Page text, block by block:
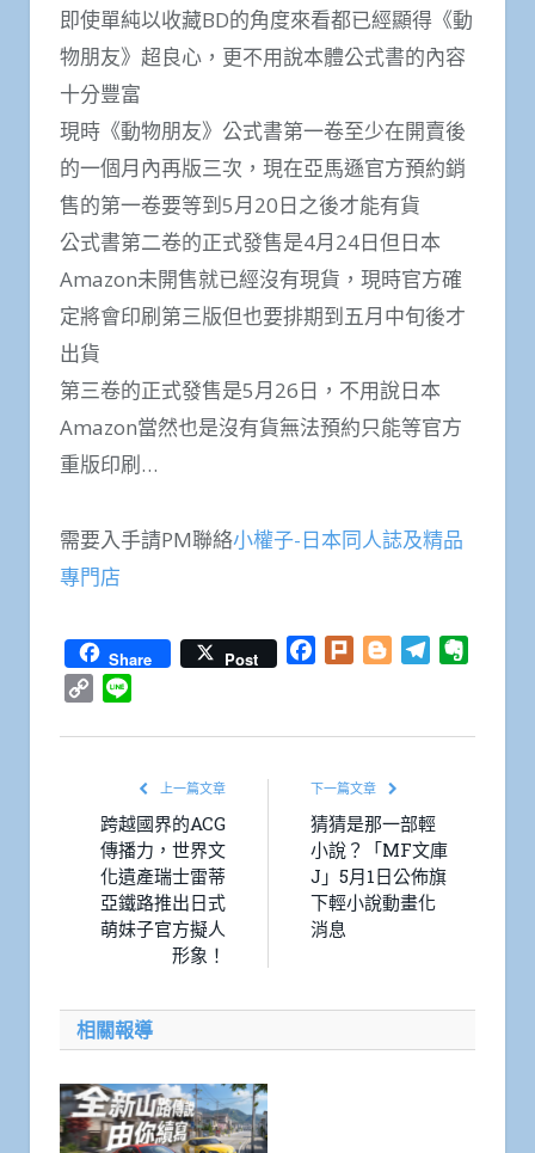
即使單純以收藏BD的角度來看都已經顯得《動
物朋友》超良心，更不用說本體公式書的內容
十分豐富
現時《動物朋友》公式書第一卷至少在開賣後
的一個月內再版三次，現在亞馬遜官方預約銷
售的第一卷要等到5月20日之後才能有貨
公式書第二卷的正式發售是4月24日但日本
Amazon未開售就已經沒有現貨，現時官方確
定將會印刷第三版但也要排期到五月中旬後才
出貨
第三卷的正式發售是5月26日，不用說日本
Amazon當然也是沒有貨無法預約只能等官方
重版印刷…
需要入手請PM聯絡小權子-日本同人誌及精品
專門店
Share Post Facebook
Plurk BloggerTelegram
Copy
上一篇文章
跨越國界的ACG
傳播力，世界文
化遺產瑞士雷蒂
亞鐵路推出日式
萌妹子官方擬人
形象！
下一篇文章
猜猜是那一部輕
小說？「MF文庫
J」5月1日公佈旗
下輕小說動畫化
消息
相關報導